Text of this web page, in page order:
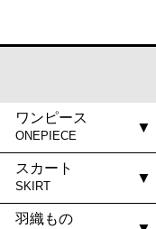
ワンピース
ONEPIECE
スカート
SKIRT
羽織もの